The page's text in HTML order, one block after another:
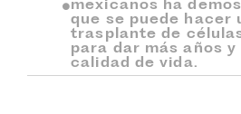
mexicanos ha
que se puede hacer
trasplante de
para dar más años
calidad de vida.